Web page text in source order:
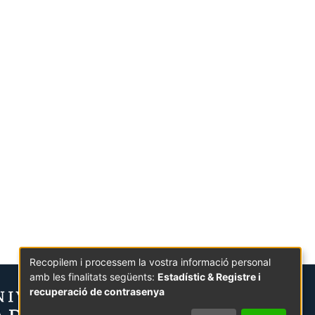
Recopilem i processem la vostra informació personal
amb les finalitats següents: Estadístic & Registre i
recuperació de contrasenya